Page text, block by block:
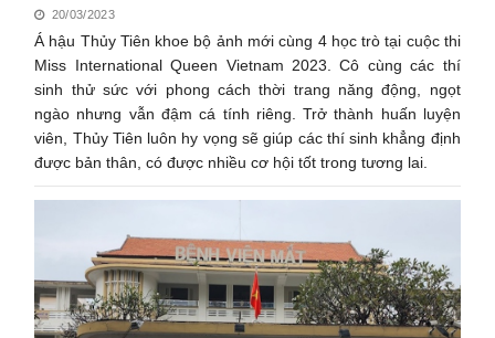
20/03/2023
Á hậu Thủy Tiên khoe bộ ảnh mới cùng 4 học trò tại cuộc thi
Miss International Queen Vietnam 2023. Cô cùng các thí
sinh thử sức với phong cách thời trang năng động, ngọt
ngào nhưng vẫn đậm cá tính riêng. Trở thành huấn luyện
viên, Thủy Tiên luôn hy vọng sẽ giúp các thí sinh khẳng định
được bản thân, có được nhiều cơ hội tốt trong tương lai.